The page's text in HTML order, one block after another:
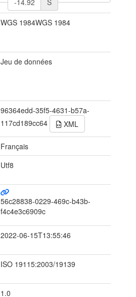
S
WGS 1984WGS 1984
Jeu de données
96364edd-35f5-4631-b57a-
117cd189cc64
XML
Français
Utf8
56c28838-0229-469c-b43b-
f4c4e3c6909c
2022-06-15T13:55:46
ISO 19115:2003/19139
1.0